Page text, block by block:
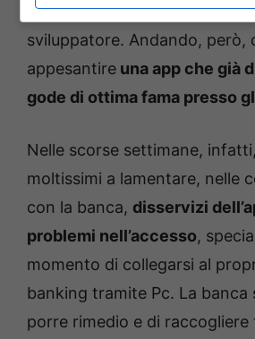
essere stato lasciato come
sviluppatore. Andando, però,
appesantire una app che già
gode di ottima fama presso
Nelle scorse settimane,
moltissimi a lamentare, nelle
con la banca, disservizi
problemi nell’accesso,
momento di collegarsi al
banking tramite Pc. La banca
porre rimedio e di raccogliere